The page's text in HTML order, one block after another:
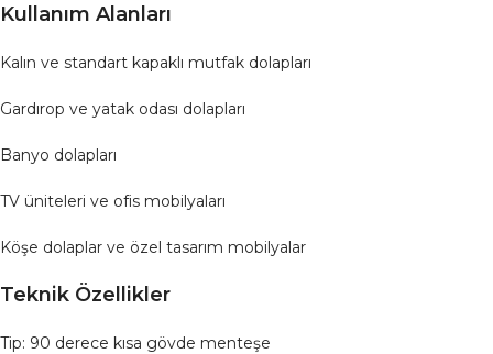
Kullanım Alanları
Kalın ve standart kapaklı mutfak dolapları
Gardırop ve yatak odası dolapları
Banyo dolapları
TV üniteleri ve ofis mobilyaları
Köşe dolaplar ve özel tasarım mobilyalar
Teknik Özellikler
Tip: 90 derece kısa gövde menteşe